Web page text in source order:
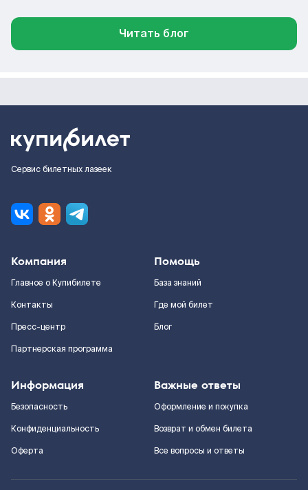
Читать блог
Сервис билетных лазеек
Компания
Главное о Купибилете
Контакты
Пресс-центр
Партнерская программа
Помощь
База знаний
Где мой билет
Блог
Информация
Безопасность
Конфиденциальность
Оферта
Важные ответы
Оформление и покупка
Возврат и обмен билета
Все вопросы и ответы